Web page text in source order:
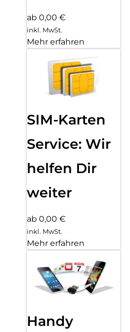
ab 0,00 €
inkl. MwSt.
Mehr erfahren
SIM-Karten
Service: Wir
helfen Dir
weiter
ab 0,00 €
inkl. MwSt.
Mehr erfahren
Handy